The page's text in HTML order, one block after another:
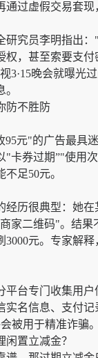
通过虚假交易套现
究员李明指出："
权，甚至索要支付
3·15晚会就曝光
不胜防
元"的广告最具迷
"卡券过期”"使用
足50元。
历很典型：她在
家二维码"。结果
3000元。专家解
台专门收集用户
实名信息、支付记
被用于精准诈骗。
置立减金？